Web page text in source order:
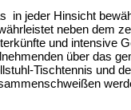
in jeder Hinsicht
neben dem
und intensive
über das
Tischtennis und